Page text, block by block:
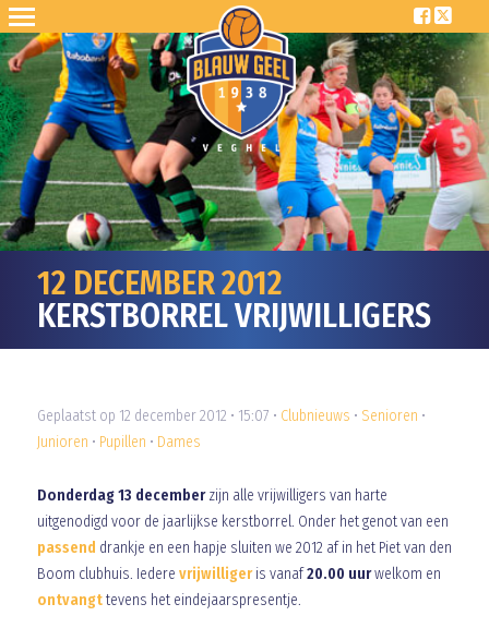
12 DECEMBER 2012
KERSTBORREL VRIJWILLIGERS
Geplaatst op 12 december 2012 • 15:07 • Clubnieuws • Senioren •
Junioren • Pupillen • Dames
Donderdag 13 decemberzijn alle vrijwilligers van harte
uitgenodigd voor de jaarlijkse kerstborrel. Onder het genot van een
passend drankje en een hapje sluiten we 2012 af in het Piet van den
Boom clubhuis. Iedere vrijwilligeris vanaf20.00 uurwelkom en
ontvangttevens het eindejaarspresentje.